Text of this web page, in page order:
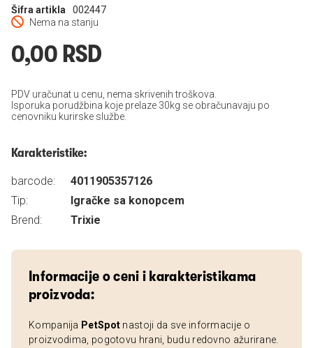
Nema na stanju
Šifra artikla 002447
0,00 RSD
PDV uračunat u cenu, nema skrivenih troškova.
Isporuka porudžbina koje prelaze 30kg se obračunavaju po
cenovniku kurirske službe.
Karakteristike:
barcode:
4011905357126
Tip:
Igračke sa konopcem
Brend:
Trixie
Informacije o ceni i karakteristikama
proizvoda:
Kompanija PetSpot nastoji da sve informacije o
proizvodima, pogotovu hrani, budu redovno ažurirane.